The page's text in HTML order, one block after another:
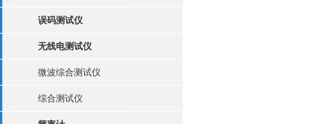
误码测试仪
无线电测试仪
微波综合测试仪
综合测试仪